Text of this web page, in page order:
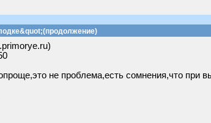
не проблема,есть сомнения,что при